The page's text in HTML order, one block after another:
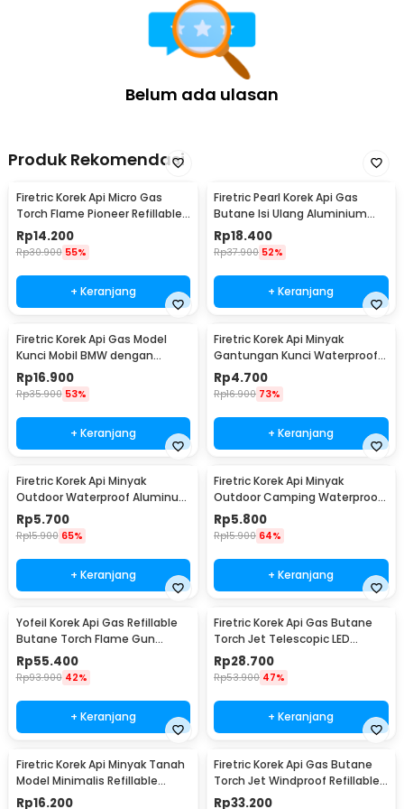
Belum ada ulasan
Produk Rekomendasi
Firetric Korek Api Micro Gas
Torch Flame Pioneer Refillable
Windproof - 7MK2AF
Rp14.200
Rp30.900 55%
+ Keranjang
Firetric Pearl Korek Api Gas
Butane Isi Ulang Aluminium
Elegant - DOL077
Rp18.400
Rp37.900 52%
+ Keranjang
Firetric Korek Api Gas Model
Kunci Mobil BMW dengan
Lampu LED Senter
Rp16.900
Rp35.900 53%
+ Keranjang
Firetric Korek Api Minyak
Gantungan Kunci Waterproof
Survival Aluminum - A1243
Rp4.700
Rp16.900 73%
+ Keranjang
Firetric Korek Api Minyak
Outdoor Waterproof Aluminum
Gantungan Kunci - ES002
Rp5.700
Rp15.900 65%
+ Keranjang
Firetric Korek Api Minyak
Outdoor Camping Waterproof
Lighter - 18G
Rp5.800
Rp15.900 64%
+ Keranjang
Yofeil Korek Api Gas Refillable
Butane Torch Flame Gun
Lighter - TX-19
Rp55.400
Rp93.900 42%
+ Keranjang
Firetric Korek Api Gas Butane
Torch Jet Telescopic LED
Lighter - LE196
Rp28.700
Rp53.900 47%
+ Keranjang
Firetric Korek Api Minyak Tanah
Model Minimalis Refillable
Lighter - ZR006
Rp16.200
Firetric Korek Api Gas Butane
Torch Jet Windproof Refillable
Lighter - HB851
Rp33.200